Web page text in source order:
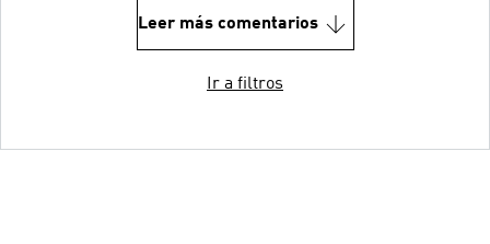
Leer más comentarios
Ir a filtros